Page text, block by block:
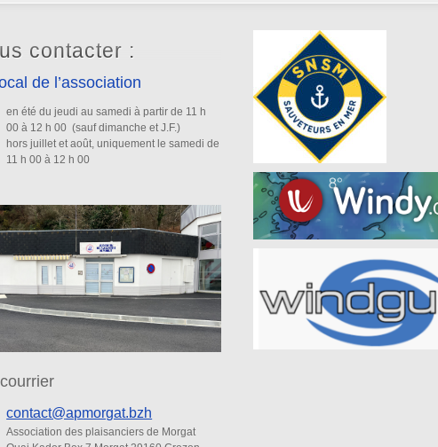
contacter :
de l’association
en été du jeudi au samedi à partir de 11 h
00 à 12 h 00 (sauf dimanche et J.F.)
hors juillet et août, uniquement le samedi de
11 h 00 à 12 h 00
contact@apmorgat.bzh
Association des plaisanciers de Morgat